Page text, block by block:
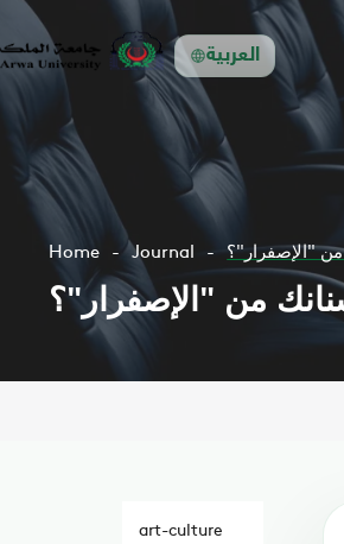
العربية
Home Journal "الإصفرار"؟
من "الإصفرار"؟
art-culture